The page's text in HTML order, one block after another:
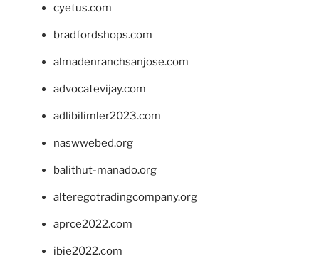
cyetus.com
bradfordshops.com
almadenranchsanjose.com
advocatevijay.com
adlibilimler2023.com
naswwebed.org
balithut-manado.org
alteregotradingcompany.org
aprce2022.com
ibie2022.com